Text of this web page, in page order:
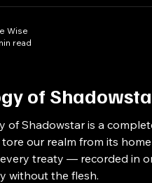
of
of Shadowstar is a
our realm from its
every treaty — recorded in
without the flesh.
Wise
read